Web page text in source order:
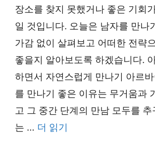
장소를 찾지 못했거나 좋은 기회
일 것입니다. 오늘은 남자를 만나
가감 없이 살펴보고 어떠한 전략
좋을지 알아보도록 하겠습니다.
하면서 자연스럽게 만나기 아르
를 만나기 좋은 이유는 무거움과
고 그 중간 단계의 만남 모두를
는 … 더 읽기